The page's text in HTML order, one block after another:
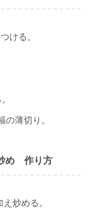
ける。
薄切り。
め 作り方
炒める。